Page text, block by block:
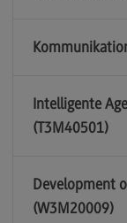
Intelligente
(T3M40501)
Development
(W3M20009)